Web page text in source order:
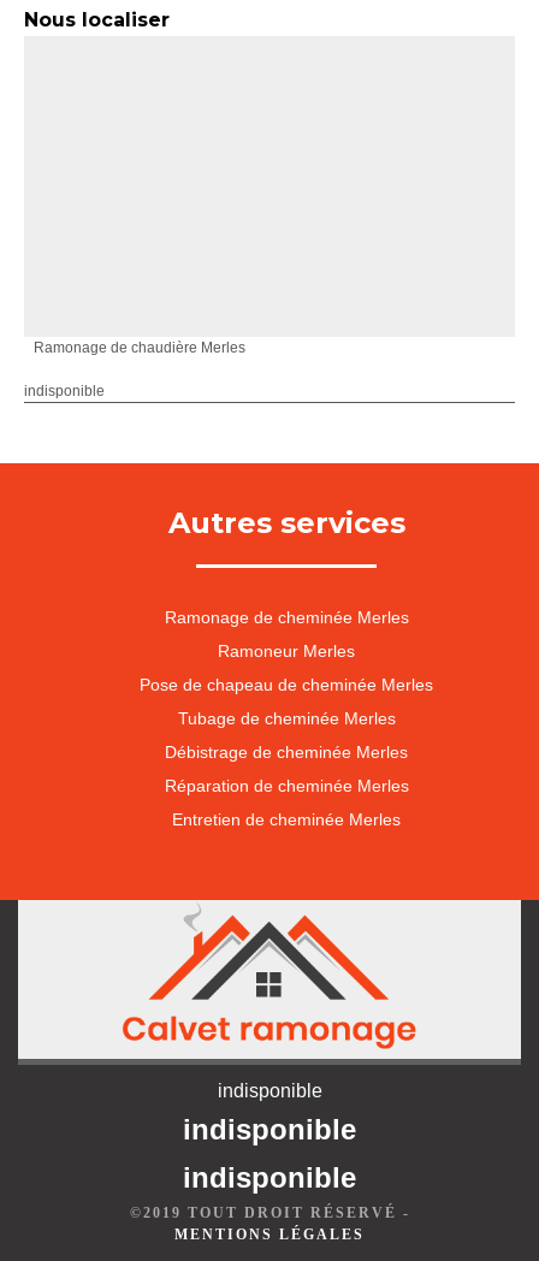
Nous localiser
Ramonage de chaudière Merles
indisponible
Autres services
Ramonage de cheminée Merles
Ramoneur Merles
Pose de chapeau de cheminée Merles
Tubage de cheminée Merles
Débistrage de cheminée Merles
Réparation de cheminée Merles
Entretien de cheminée Merles
indisponible
indisponible
indisponible
©2019 TOUT DROIT RÉSERVÉ -
MENTIONS LÉGALES